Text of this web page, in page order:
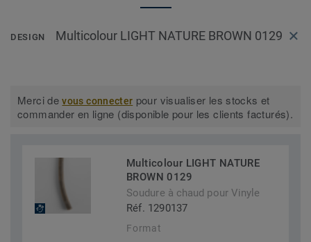
DESIGN Multicolour LIGHT NATURE BROWN 0129
Merci devous connecter pour visualiser les stocks et
commander en ligne (disponible pour les clients facturés).
Multicolour LIGHT NATURE
BROWN 0129
Soudure à chaud pour Vinyle
Réf. 1290137
Format